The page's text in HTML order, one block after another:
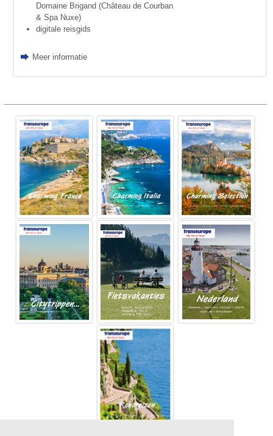
Domaine Brigand (Château de Courban
& Spa Nuxe)
digitale reisgids
Meer informatie